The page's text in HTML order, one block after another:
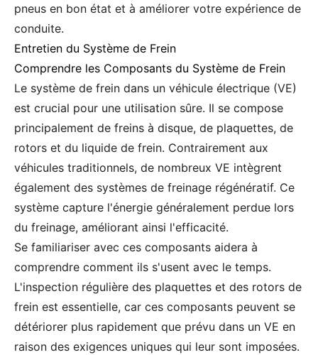
pneus en bon état et à améliorer votre expérience de
conduite.
Entretien du Système de Frein
Comprendre les Composants du Système de Frein
Le système de frein dans un véhicule électrique (VE)
est crucial pour une utilisation sûre. Il se compose
principalement de freins à disque, de plaquettes, de
rotors et du liquide de frein. Contrairement aux
véhicules traditionnels, de nombreux VE intègrent
également des systèmes de freinage régénératif. Ce
système capture l'énergie généralement perdue lors
du freinage, améliorant ainsi l'efficacité.
Se familiariser avec ces composants aidera à
comprendre comment ils s'usent avec le temps.
L'inspection régulière des plaquettes et des rotors de
frein est essentielle, car ces composants peuvent se
détériorer plus rapidement que prévu dans un VE en
raison des exigences uniques qui leur sont imposées.